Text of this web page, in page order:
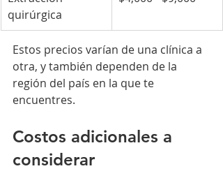
quirúrgica
Estos precios varían de una clínica a
otra, y también dependen de la
región del país en la que te
encuentres.
Costos adicionales a
considerar